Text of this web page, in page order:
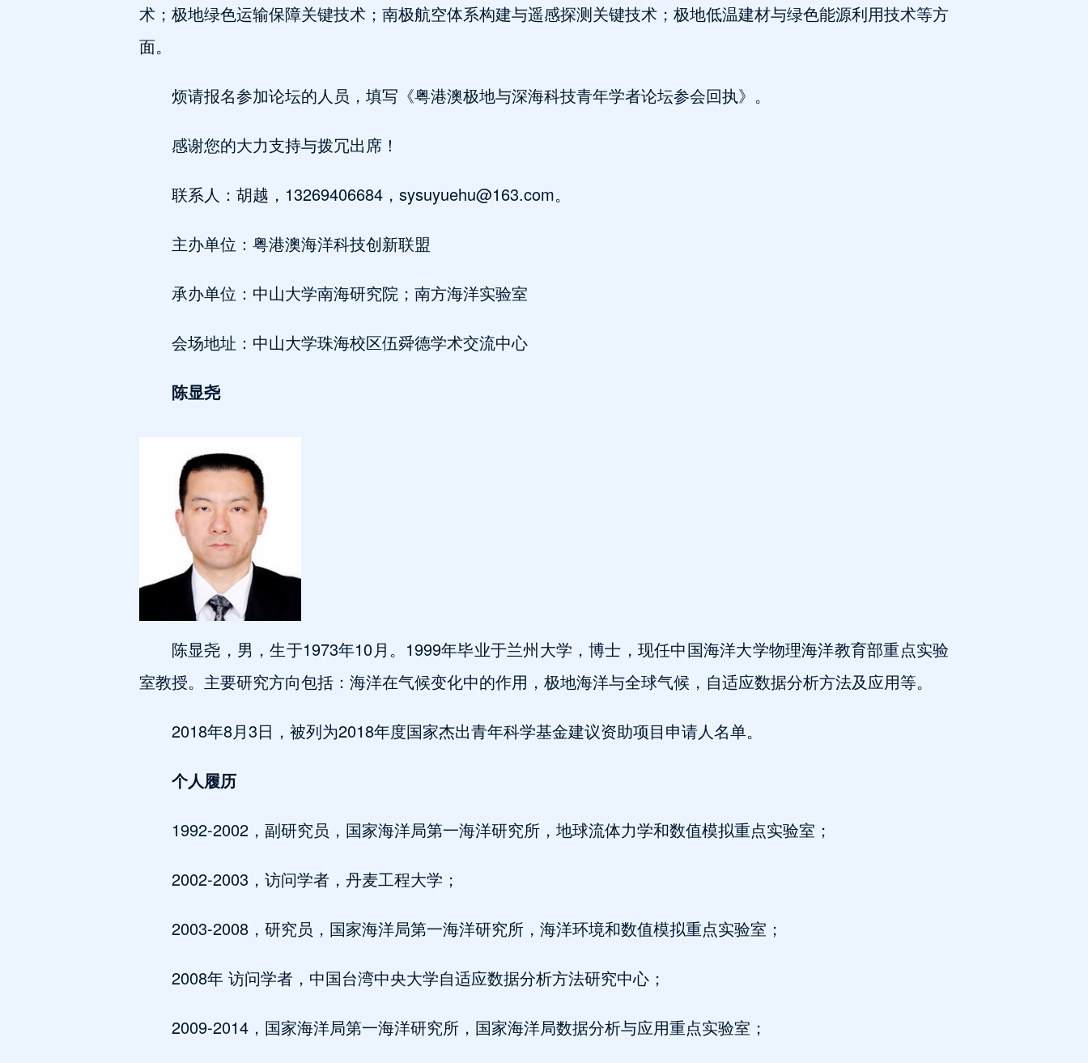
术；极地绿色运输保障关键技术；南极航空体系构建与遥感探测关键技术；极地低温建材与绿色能源利用技术等方
面。
烦请报名参加论坛的人员，填写《粤港澳极地与深海科技青年学者论坛参会回执》。
感谢您的大力支持与拨冗出席！
联系人：胡越，13269406684，sysuyuehu@163.com。
主办单位：粤港澳海洋科技创新联盟
承办单位：中山大学南海研究院；南方海洋实验室
会场地址：中山大学珠海校区伍舜德学术交流中心
陈显尧
陈显尧，男，生于1973年10月。1999年毕业于兰州大学，博士，现任中国海洋大学物理海洋教育部重点实验
室教授。主要研究方向包括：海洋在气候变化中的作用，极地海洋与全球气候，自适应数据分析方法及应用等。
2018年8月3日，被列为2018年度国家杰出青年科学基金建议资助项目申请人名单。
个人履历
1992-2002，副研究员，国家海洋局第一海洋研究所，地球流体力学和数值模拟重点实验室；
2002-2003，访问学者，丹麦工程大学；
2003-2008，研究员，国家海洋局第一海洋研究所，海洋环境和数值模拟重点实验室；
2008年 访问学者，中国台湾中央大学自适应数据分析方法研究中心；
2009-2014，国家海洋局第一海洋研究所，国家海洋局数据分析与应用重点实验室；